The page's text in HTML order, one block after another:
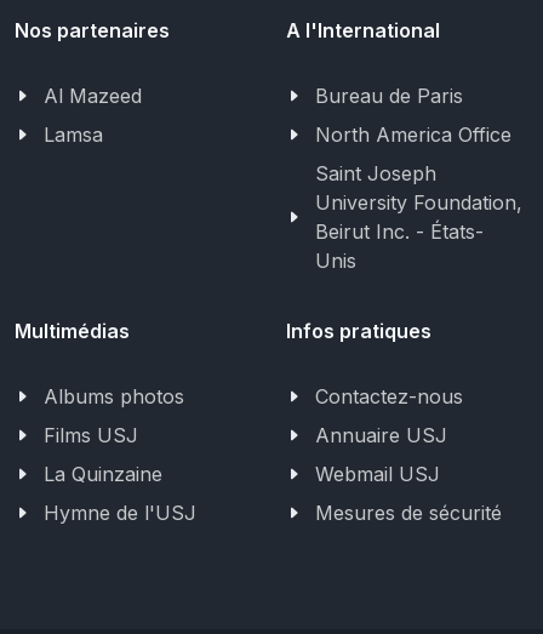
Nos partenaires
Al Mazeed
Lamsa
A l'International
Bureau de Paris
North America Office
Saint Joseph
University Foundation,
Beirut Inc. - États-
Unis
Multimédias
Albums photos
Films USJ
La Quinzaine
Hymne de l'USJ
Infos pratiques
Contactez-nous
Annuaire USJ
Webmail USJ
Mesures de sécurité